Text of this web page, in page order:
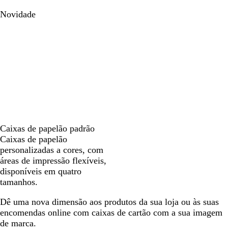
Novidade
Caixas de papelão padrão
Caixas de papelão
personalizadas a cores, com
áreas de impressão flexíveis,
disponíveis em quatro
tamanhos.
Dê uma nova dimensão aos produtos da sua loja ou às suas
encomendas online com caixas de cartão com a sua imagem
de marca.